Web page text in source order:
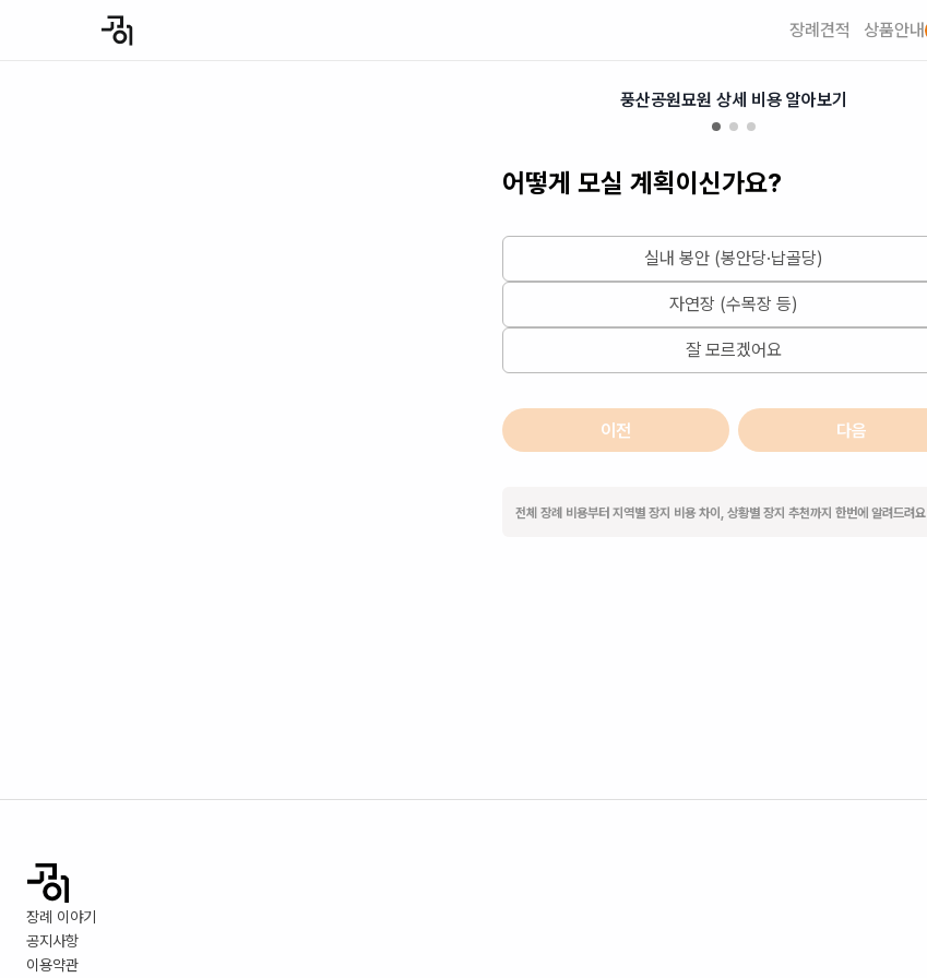
장례견적 상품안내
풍산공원묘원 상세 비용 알아보기
어떻게 모실 계획이신가요?
실내 봉안 (봉안당·납골당)
자연장 (수목장 등)
잘 모르겠어요
이전 다음
전체 장례 비용부터 지역별 장지 비용 차이, 상황별 장지 추천까지 한번에 알려드려요
장례 이야기
공지사항
이용약관